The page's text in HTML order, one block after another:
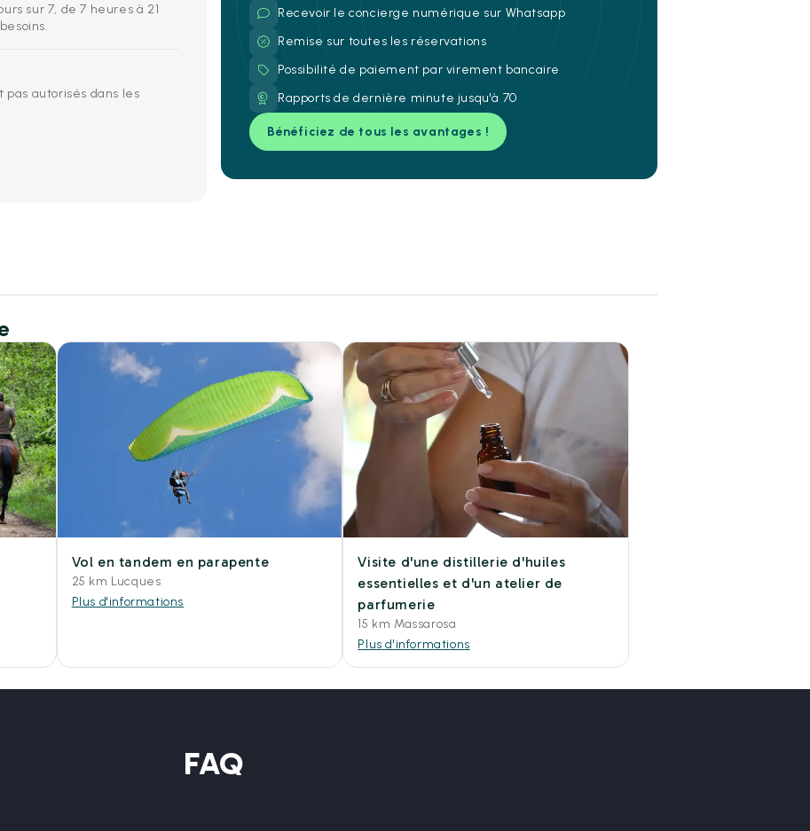
sur 7, de 7 heures à 21
pas autorisés dans les
Recevoir le concierge numérique sur Whatsapp
Remise sur toutes les réservations
Possibilité de paiement par virement bancaire
Rapports de dernière minute jusqu'à 70
Bénéficiez de tous les avantages !
Vol en tandem en parapente
25 km Lucques
Plus d'informations
Visite d'une distillerie d'huiles
essentielles et d'un atelier de
parfumerie
15 km Massarosa
Plus d'informations
FAQ